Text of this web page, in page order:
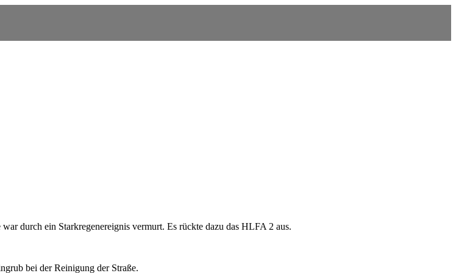
durch ein Starkregenereignis vermurt. Es rückte dazu das HLFA 2 aus.
bei der Reinigung der Straße.